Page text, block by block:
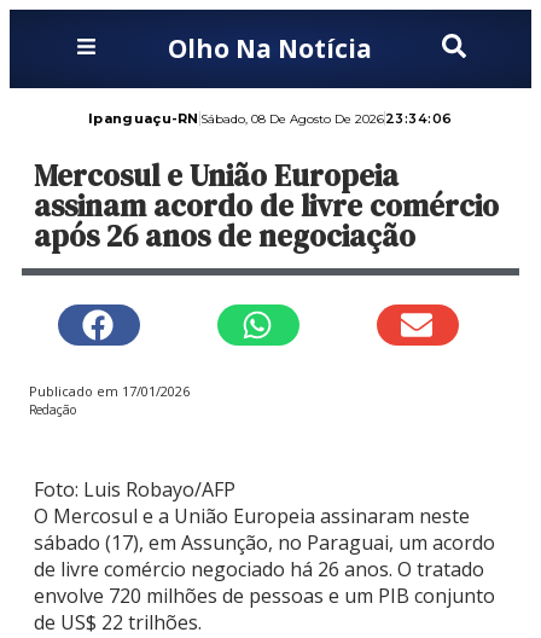
Olho Na Notícia
Ipanguaçu-RN Sábado, 08 De Agosto De 202623:34:07
Mercosul e União Europeia
assinam acordo de livre comércio
após 26 anos de negociação
Publicado em 17/01/2026
Redação
Foto: Luis Robayo/AFP
O Mercosul e a União Europeia assinaram neste
sábado (17), em Assunção, no Paraguai, um acordo
de livre comércio negociado há 26 anos. O tratado
envolve 720 milhões de pessoas e um PIB conjunto
de US$ 22 trilhões.